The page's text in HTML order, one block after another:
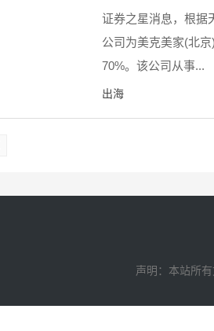
证券之星消息，根据
公司为美克美家(北
70%。该公司从事...
出海
声明：本站所